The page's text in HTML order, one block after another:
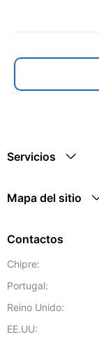
Servicios
Mapa del sitio
Contactos
Chipre:
Portugal:
Reino Unido:
EE.UU: